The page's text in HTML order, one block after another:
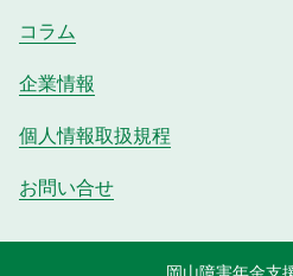
コラム
企業情報
個人情報取扱規程
お問い合せ
岡山障害年金支